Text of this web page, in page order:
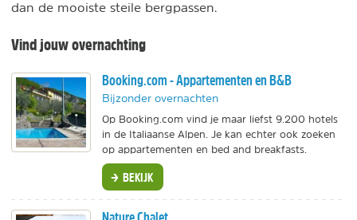
dan de mooiste steile bergpassen.
Vind jouw overnachting
Booking.com - Appartementen en B&B
Bijzonder overnachten
Op Booking.com vind je maar liefst 9.200 hotels
in de Italiaanse Alpen. Je kan echter ook zoeken
op appartementen en bed and breakfasts.
BEKIJK